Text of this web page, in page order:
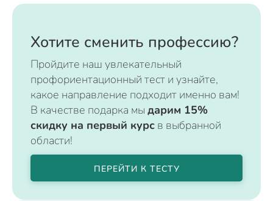
Хотите сменить профессию?
Пройдите наш увлекательный
профориентационный тест и узнайте,
какое направление подходит именно вам!
В качестве подарка мы дарим 15%
скидку на первый курс в выбранной
области!
ПЕРЕЙТИ К ТЕСТУ